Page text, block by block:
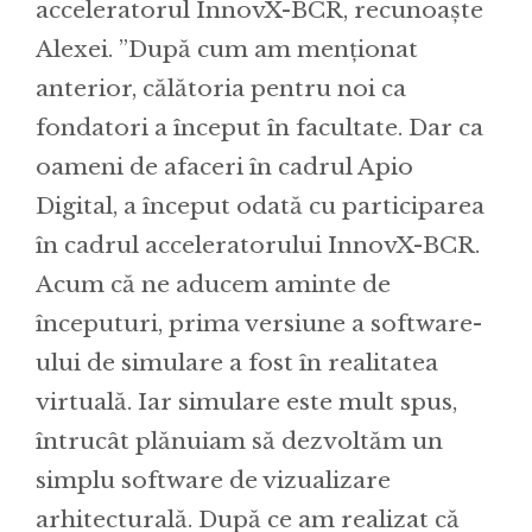
acceleratorul InnovX-BCR, recunoaște
Alexei. ”După cum am menționat
anterior, călătoria pentru noi ca
fondatori a început în facultate. Dar ca
oameni de afaceri în cadrul Apio
Digital, a început odată cu participarea
în cadrul acceleratorului InnovX-BCR.
Acum că ne aducem aminte de
începuturi, prima versiune a software-
ului de simulare a fost în realitatea
virtuală. Iar simulare este mult spus,
întrucât plănuiam să dezvoltăm un
simplu software de vizualizare
arhitecturală. După ce am realizat că